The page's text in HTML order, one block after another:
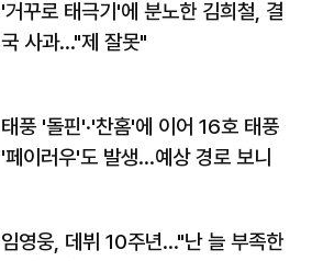
'거꾸로 태극기'에 분노한 김희철, 결
국 사과…"제 잘못"
태풍 '돌핀'·'찬홈'에 이어 16호 태풍
'페이러우'도 발생…예상 경로 보니
임영웅, 데뷔 10주년…"난 늘 부족한